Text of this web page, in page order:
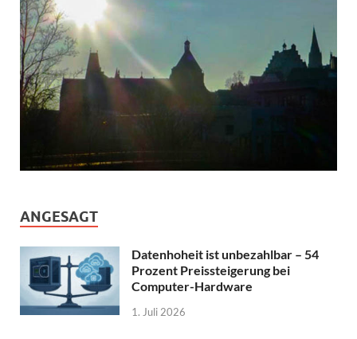
ANGESAGT
Datenhoheit ist unbezahlbar – 54
Prozent Preissteigerung bei
Computer-Hardware
1. Juli 2026